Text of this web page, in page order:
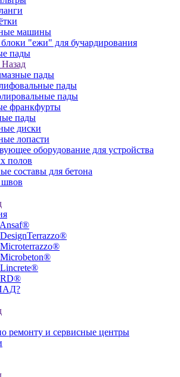
машины
"ежи" для бучардирования
пады
Назад
пады
пады
пады
франкфурты
пады
диски
лопасти
оборудование для устройства
полов
составы для бетона
швов
ремонту и сервисные центры